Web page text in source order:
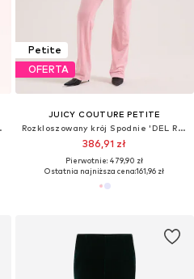
Cleo'
Petite
OFERTA
JUICY COUTURE PETITE
Rozkloszowany krój Spodnie 'DEL RAY'
386,91 zł
Pierwotnie: 479,90 zł
Ostatnia najniższa cena:161,96 zł